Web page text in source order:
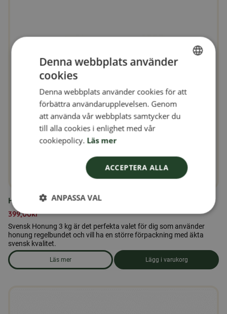
Honung 3 kg.
399,00kr
Svensk Honung 3 kg är det perfekta valet för dig som använder
honung regelbundet och vill ha en större förpackning med äkta
svensk kvalitet.
Läs mer
om produkten Honung 3 kg.
Lägg i varukorg
FINNISH
DANISH
Denna webbplats använder
cookies
Denna webbplats använder cookies för att
förbättra användarupplevelsen. Genom
att använda vår webbplats samtycker du
till alla cookies i enlighet med vår
cookiepolicy. Läs mer
ACCEPTERA ALLA
ANPASSA VAL